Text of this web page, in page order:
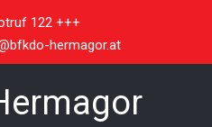
122 +++
hermagor.at